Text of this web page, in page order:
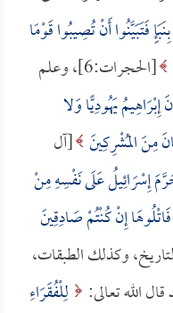
فَتَبَيَّنُوا أَنْ تُصِيبُوا قَوْمًا
[الحجرات:6]، وعلم
إِبْرَاهِيمُ يَهُودِيًّا وَلا
مِنَ المُشْرِكِينَ [آل
إِسْرَائِيلُ عَلَى نَفْسِهِ مِنْ
إِنْ كُنْتُمْ صَادِقِينَ
التاريخ، وكذلك الطبقات،
الله تعالى:
لِلْفُقَرَاءِ